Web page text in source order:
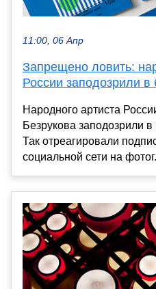
11:00, 06 Апр
Запрещено ловить:
России заподозрили в
Народного артиста
Безрукова заподозрили
Так отреагировали
социальной сети на